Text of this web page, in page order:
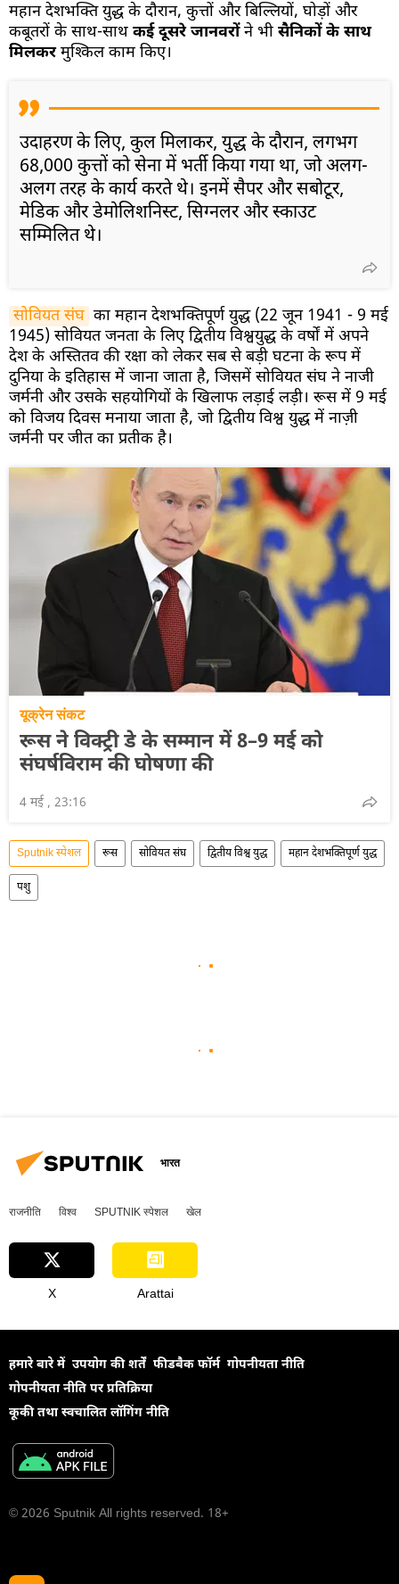
महान देशभक्ति युद्ध के दौरान, कुत्तों और बिल्लियों, घोड़ों और
कबूतरों के साथ-साथ कई दूसरे जानवरोंने भी सैनिकों के साथ
मिलकरमुश्किल काम किए।
उदाहरण के लिए, कुल मिलाकर, युद्ध के दौरान, लगभग
68,000 कुत्तों को सेना में भर्ती किया गया था, जो अलग-
अलग तरह के कार्य करते थे। इनमें सैपर और सबोटूर,
मेडिक और डेमोलिशनिस्ट, सिग्नलर और स्काउट
सम्मिलित थे।
सोवियत संघ का महान देशभक्तिपूर्ण युद्ध (22 जून 1941 - 9 मई
1945) सोवियत जनता के लिए द्वितीय विश्वयुद्ध के वर्षों में अपने
देश के अस्तितव की रक्षा को लेकर सब से बड़ी घटना के रूप में
दुनिया के इतिहास में जाना जाता है, जिसमें सोवियत संघ ने नाजी
जर्मनी और उसके सहयोगियों के खिलाफ लड़ाई लड़ी। रूस में 9 मई
को विजय दिवस मनाया जाता है, जो द्वितीय विश्व युद्ध में नाज़ी
जर्मनी पर जीत का प्रतीक है।
यूक्रेन संकट
रूस ने विक्ट्री डे के सम्मान में 8–9 मई को
संघर्षविराम की घोषणा की
4 मई , 23:16
Sputnik स्पेशल रूस सोवियत संघ द्वितीय विश्व युद्ध महान देशभक्तिपूर्ण युद्ध
पशु
भारत
राजनीति विश्व SPUTNIK स्पेशल खेल
X Arattai
हमारे बारे में उपयोग की शर्तें फीडबैक फॉर्म गोपनीयता नीति
गोपनीयता नीति पर प्रतिक्रिया
कूकी तथा स्वचालित लॉगिंग नीति
© 2026 Sputnik All rights reserved. 18+